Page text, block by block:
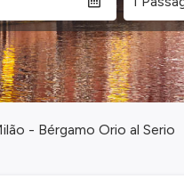
- Bérgamo Orio al Serio